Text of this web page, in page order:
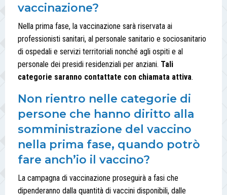
vaccinazione?
Nella prima fase, la vaccinazione sarà riservata ai
professionisti sanitari, al personale sanitario e sociosanitario
di ospedali e servizi territoriali nonché agli ospiti e al
personale dei presidi residenziali per anziani. Tali
categorie saranno contattate con chiamata attiva.
Non rientro nelle categorie di
persone che hanno diritto alla
somministrazione del vaccino
nella prima fase, quando potrò
fare anch’io il vaccino?
La campagna di vaccinazione proseguirà a fasi che
dipenderanno dalla quantità di vaccini disponibili, dalle